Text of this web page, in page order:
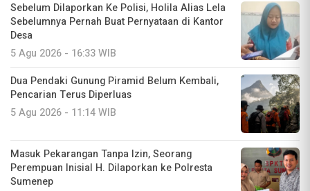
Sebelum Dilaporkan Ke Polisi, Holila Alias Lela
Sebelumnya Pernah Buat Pernyataan di Kantor
Desa
5 Agu 2026 - 16:33 WIB
Dua Pendaki Gunung Piramid Belum Kembali,
Pencarian Terus Diperluas
5 Agu 2026 - 11:14 WIB
Masuk Pekarangan Tanpa Izin, Seorang
Perempuan Inisial H. Dilaporkan ke Polresta
Sumenep